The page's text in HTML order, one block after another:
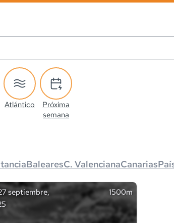
Atlántico
Próxima
semana
BalearesC. ValencianaCanarias
septiembre,
1500m